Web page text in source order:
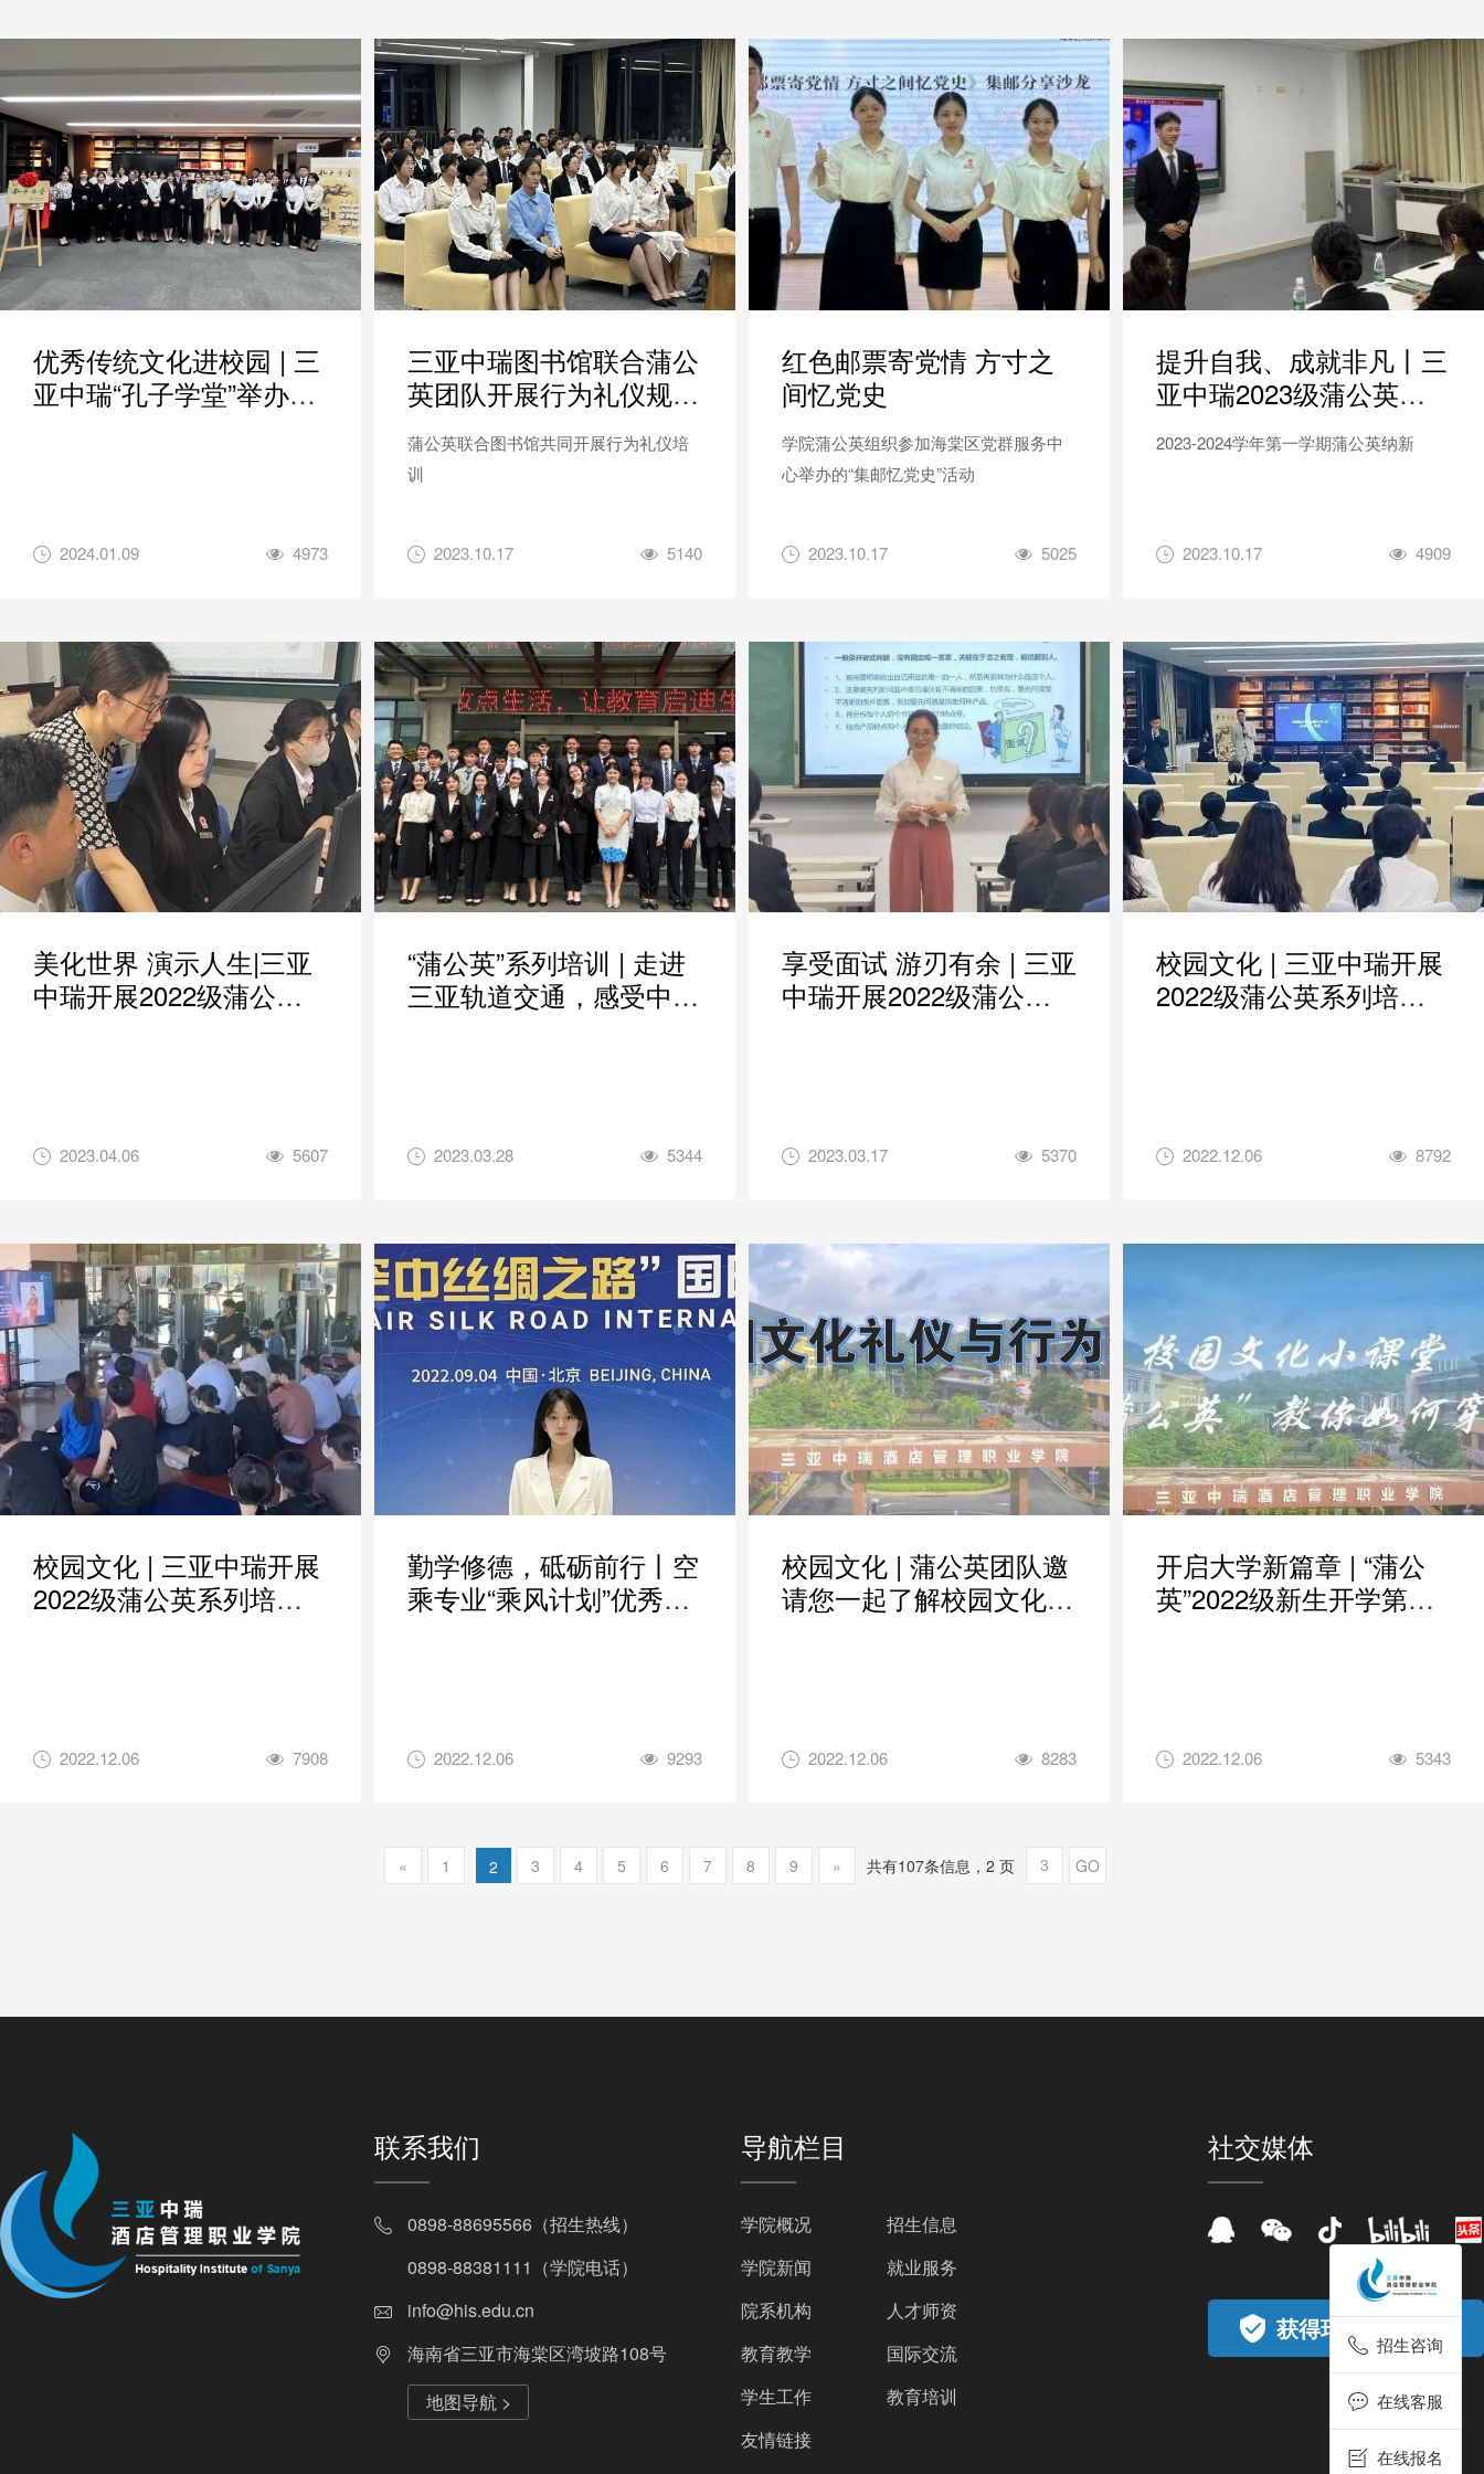
优秀传统文化进校园 | 三
亚中瑞“孔子学堂”举办书
2024.01.09 4973
三亚中瑞图书馆联合蒲公
英团队开展行为礼仪规范
培训
蒲公英联合图书馆共同开展行为礼仪培
训
2023.10.17 5140
红色邮票寄党情 方寸之
间忆党史
学院蒲公英组织参加海棠区党群服务中
心举办的“集邮忆党史”活动
2023.10.17 5025
提升自我、成就非凡丨三
亚中瑞2023级蒲公英面
2023-2024学年第一学期蒲公英纳新
2023.10.17 4909
美化世界 演示人生|三亚
中瑞开展2022级蒲公英
2023.04.06 5607
“蒲公英”系列培训 | 走进
三亚轨道交通，感受中交
2023.03.28 5344
享受面试 游刃有余 | 三亚
中瑞开展2022级蒲公英
2023.03.17 5370
校园文化 | 三亚中瑞开展
2022级蒲公英系列培训
2022.12.06 8792
校园文化 | 三亚中瑞开展
2022级蒲公英系列培训
2022.12.06 7908
勤学修德，砥砺前行丨空
乘专业“乘风计划”优秀实
2022.12.06 9293
校园文化 | 蒲公英团队邀
请您一起了解校园文化礼
2022.12.06 8283
开启大学新篇章 | “蒲公
英”2022级新生开学第一
2022.12.06 5343
« 1 2 3 4 5 6 7 8 9 » 共有107条信息，2 页 GO
联系我们
0898-88695566（招生热线）
0898-88381111（学院电话）
info@his.edu.cn
海南省三亚市海棠区湾坡路108号
地图导航 >
导航栏目
学院概况
学院新闻
院系机构
教育教学
学生工作
友情链接
招生信息
就业服务
人才师资
国际交流
教育培训
社交媒体
获得瑞士洛桑认证
招生咨询
在线客服
在线报名